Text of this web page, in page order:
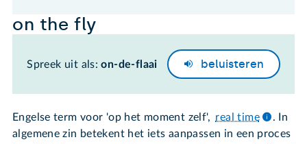
on the fly
Spreek uit als:on-de-flaai beluisteren
Engelse term voor 'op het moment zelf', real time
. In
algemene zin betekent het iets aanpassen in een proces